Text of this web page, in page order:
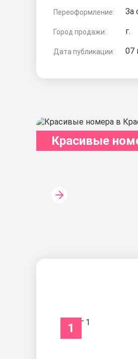
Переоформление: За
Город продажи: г.
Дата публикации: 07
Красивые
1